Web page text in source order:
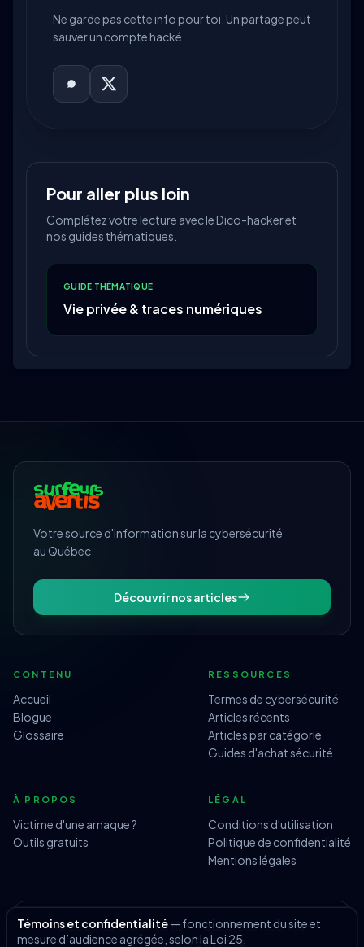
Ne garde pas cette info pour toi. Un partage peut
sauver un compte hacké.
Pour aller plus loin
Complétez votre lecture avec le Dico-hacker et
nos guides thématiques.
GUIDE THÉMATIQUE
Vie privée & traces numériques
Votre source d'information sur la cybersécurité
au Québec
Découvrir nos articles
CONTENU
Accueil
Blogue
Glossaire
RESSOURCES
Termes de cybersécurité
Articles récents
Articles par catégorie
Guides d'achat sécurité
À PROPOS
Victime d'une arnaque ?
Outils gratuits
LÉGAL
Conditions d'utilisation
Politique de confidentialité
Mentions légales
© 2026 Surfeurs Avertis — Tous droits réservés.
Site réalisé parBeriox.ca
Témoins et confidentialité— fonctionnement du site et
mesure d’audience agrégée, selon la Loi 25.